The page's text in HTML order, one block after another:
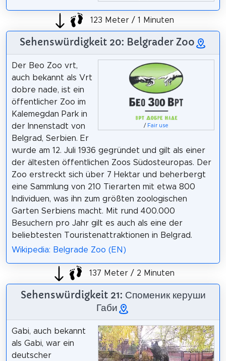
123 Meter / 1 Minuten
Sehenswürdigkeit 20: Belgrader Zoo
/ Fair use
Der Beo Zoo vrt,
auch bekannt als Vrt
dobre nade, ist ein
öffentlicher Zoo im
Kalemegdan Park in
der Innenstadt von
Belgrad, Serbien. Er
wurde am 12. Juli 1936 gegründet und gilt als einer
der ältesten öffentlichen Zoos Südosteuropas. Der
Zoo erstreckt sich über 7 Hektar und beherbergt
eine Sammlung von 210 Tierarten mit etwa 800
Individuen, was ihn zum größten zoologischen
Garten Serbiens macht. Mit rund 400.000
Besuchern pro Jahr gilt es auch als eine der
beliebtesten Touristenattraktionen in Belgrad.
Wikipedia: Belgrade Zoo (EN)
137 Meter / 2 Minuten
Sehenswürdigkeit 21: Споменик керуши
Габи
Gabi, auch bekannt
als Gabi, war ein
deutscher